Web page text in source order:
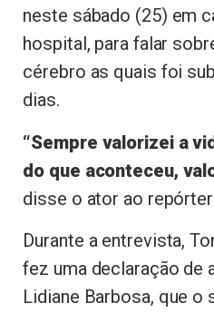
neste sábado (25) em
hospital, para falar
cérebro as quais foi
dias.
“Sempre valorizei a
do que aconteceu,
disse o ator ao
Durante a entrevista,
fez uma declaração de
Lidiane Barbosa, que o